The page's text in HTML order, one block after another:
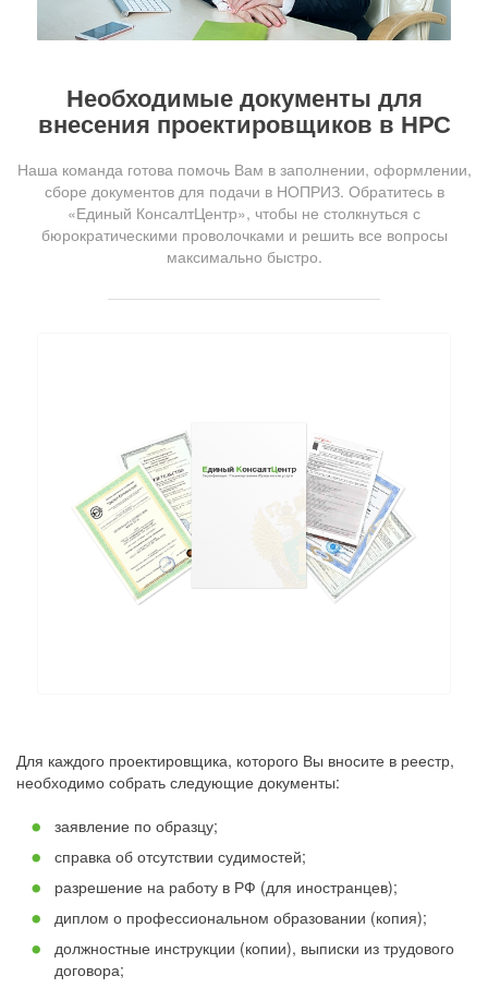
Необходимые документы для
внесения проектировщиков в НРС
Наша команда готова помочь Вам в заполнении, оформлении,
сборе документов для подачи в НОПРИЗ. Обратитесь в
«Единый КонсалтЦентр», чтобы не столкнуться с
бюрократическими проволочками и решить все вопросы
максимально быстро.
Для каждого проектировщика, которого Вы вносите в реестр,
необходимо собрать следующие документы:
заявление по образцу;
справка об отсутствии судимостей;
разрешение на работу в РФ (для иностранцев);
диплом о профессиональном образовании (копия);
должностные инструкции (копии), выписки из трудового
договора;